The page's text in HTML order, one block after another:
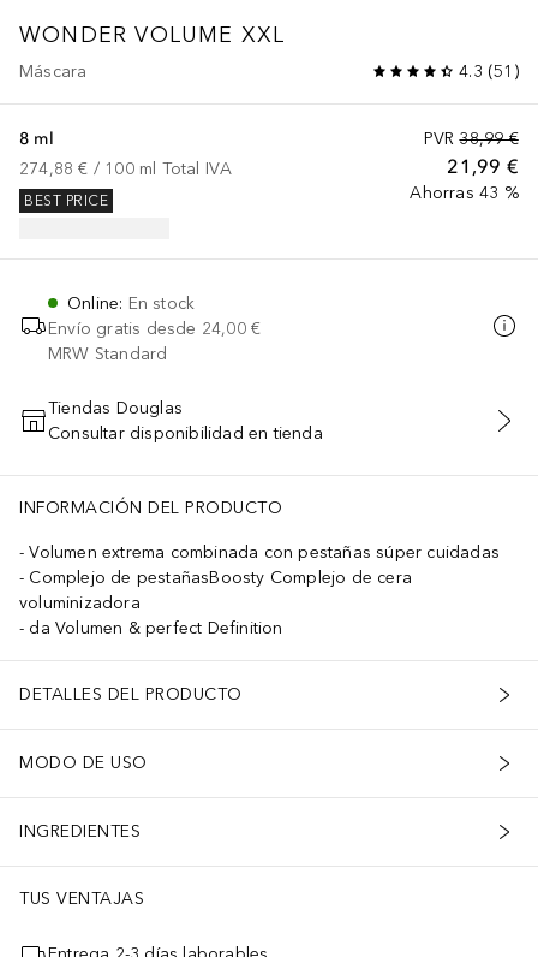
WONDER VOLUME XXL
Máscara 4.3 (51 )
PVR 38,99 €
21,99 €
Ahorras 43 %
8 ml
274,88 € / 100 ml Total IVA
BEST PRICE
Online: En stock
Envío gratis desde 24,00 €
MRW Standard
AÑADIR AL CARRITO
Tiendas Douglas
Consultar disponibilidad en tienda
INFORMACIÓN DEL PRODUCTO
Volumen extrema combinada con pestañas súper cuidadas
Complejo de pestañasBoosty Complejo de cera
voluminizadora
da Volumen & perfect Definition
DETALLES DEL PRODUCTO
MODO DE USO
INGREDIENTES
TUS VENTAJAS